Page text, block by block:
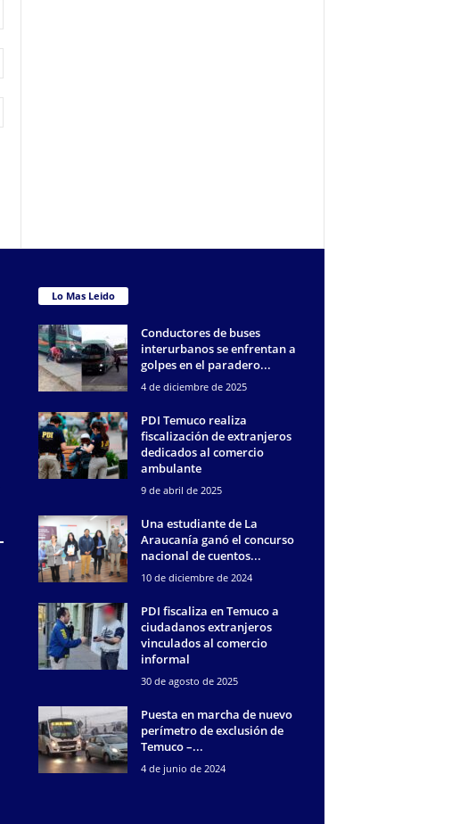
Lo Mas Leido
Conductores de buses
interurbanos se enfrentan a
golpes en el paradero...
4 de diciembre de 2025
PDI Temuco realiza
fiscalización de extranjeros
dedicados al comercio
ambulante
9 de abril de 2025
Una estudiante de La
Araucanía ganó el concurso
nacional de cuentos...
10 de diciembre de 2024
PDI fiscaliza en Temuco a
ciudadanos extranjeros
vinculados al comercio
informal
30 de agosto de 2025
Puesta en marcha de nuevo
perímetro de exclusión de
Temuco –...
4 de junio de 2024